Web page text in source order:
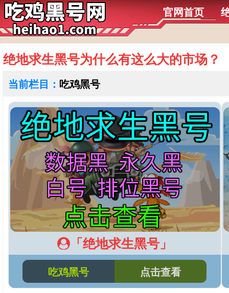
官网首页
绝地求生黑号为什么有这么大的市场？
当前栏目： 吃鸡黑号
「绝地求生黑号」
吃鸡黑号 点击查看